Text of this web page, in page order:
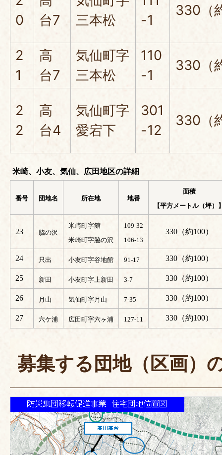
0
台7
三本松
-1
330（
2
1
高
台7
気仙町字
三本松
110
-1
330（
2
2
高
台4
気仙町字
愛宕下
301
-12
330（
米崎、小友、気仙、広田地区の詳細
番号 団地名 所在地 地番
面積
【平方メートル（坪）
23 脇の沢
米崎町字館
米崎町字脇の沢
109-32
106-13
330（約100）
24 只出 小友町字谷地館 91-17 330（約100）
25 新田 小友町字上新田 3-7 330（約100）
26 月山 気仙町字月山 7-35 330（約100）
27 六ケ浦 広田町字六ヶ浦 127-11 330（約100）
募集する団地（区画）